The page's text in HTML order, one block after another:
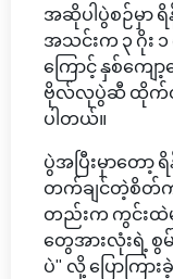
အဆိုပါပွဲစဉ်မှာ ရိ
အသင်းက ၃ ဂိုး ၁
ကြောင့် နှစ်ကျော့
ဗိုလ်လုပွဲဆီ ထိုက်ထို
ပါတယ်။
ပွဲအပြီးမှာတေ
တက်ချင်တဲ့စိတ်က
တည်းက ကွင်းထဲမှ
တွေအားလုံးရဲ့ စွ
ပဲ" လို့ ပြောကြာ